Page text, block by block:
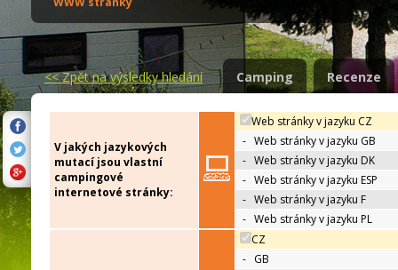
<<Zpět na výsledky hledání Camping Recenze
V jakých jazykových
mutací jsou vlastní
campingové
internetové stránky:
Web stránky v jazyku CZ
- Web stránky v jazyku GB
- Web stránky v jazyku DK
- Web stránky v jazyku ESP
- Web stránky v jazyku F
- Web stránky v jazyku PL
CZ
- GB